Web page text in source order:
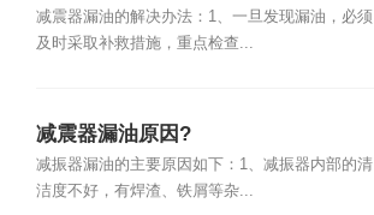
减震器漏油的解决办法：1、一旦发现漏油，必须
及时采取补救措施，重点检查...
减震器漏油原因?
减振器漏油的主要原因如下：1、减振器内部的清
洁度不好，有焊渣、铁屑等杂...